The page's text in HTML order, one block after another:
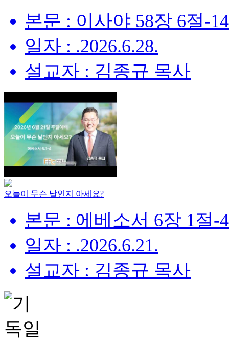
본문 : 이사야 58장 6절-
일자 : .2026.6.28.
설교자 : 김종규 목사
오늘이 무슨 날인지 아세요?
본문 : 에베소서 6장 1절-
일자 : .2026.6.21.
설교자 : 김종규 목사